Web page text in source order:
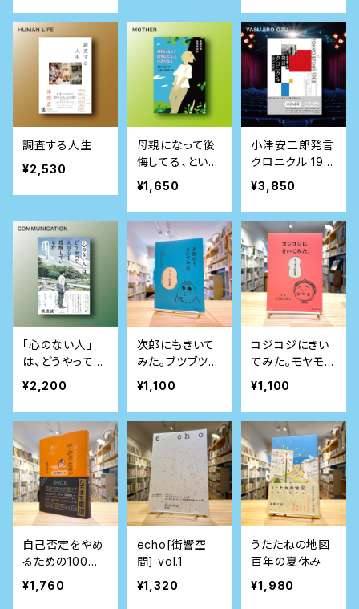
調査する人生
¥2,530
母親になって後
悔してる、といえ
たなら：語りはじ
めた日本の女性
たち
¥1,650
小津安二郎発言
クロニクル 190
3~1963
¥3,850
「心のない人」
は、どうやって人
の心を理解して
いるか──自閉
スペクトラム症
者の生活史
¥2,200
次郎にもきいて
みた。ブツブツ問
答集
¥1,100
コジコジにきい
てみた。モヤモヤ
問答集
¥1,100
自己否定をやめ
るための100日
間ドリル
¥1,760
echo[街響空
間] vol.1
¥1,320
うたたねの地図
百年の夏休み
¥1,980